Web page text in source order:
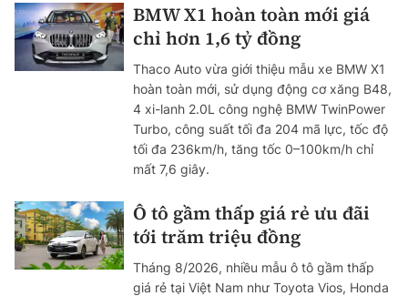
BMW X1 hoàn toàn mới giá
chỉ hơn 1,6 tỷ đồng
Thaco Auto vừa giới thiệu mẫu xe BMW X1
hoàn toàn mới, sử dụng động cơ xăng B48,
4 xi-lanh 2.0L công nghệ BMW TwinPower
Turbo, công suất tối đa 204 mã lực, tốc độ
tối đa 236km/h, tăng tốc 0–100km/h chỉ
mất 7,6 giây.
Ô tô gầm thấp giá rẻ ưu đãi
tới trăm triệu đồng
Tháng 8/2026, nhiều mẫu ô tô gầm thấp
giá rẻ tại Việt Nam như Toyota Vios, Honda